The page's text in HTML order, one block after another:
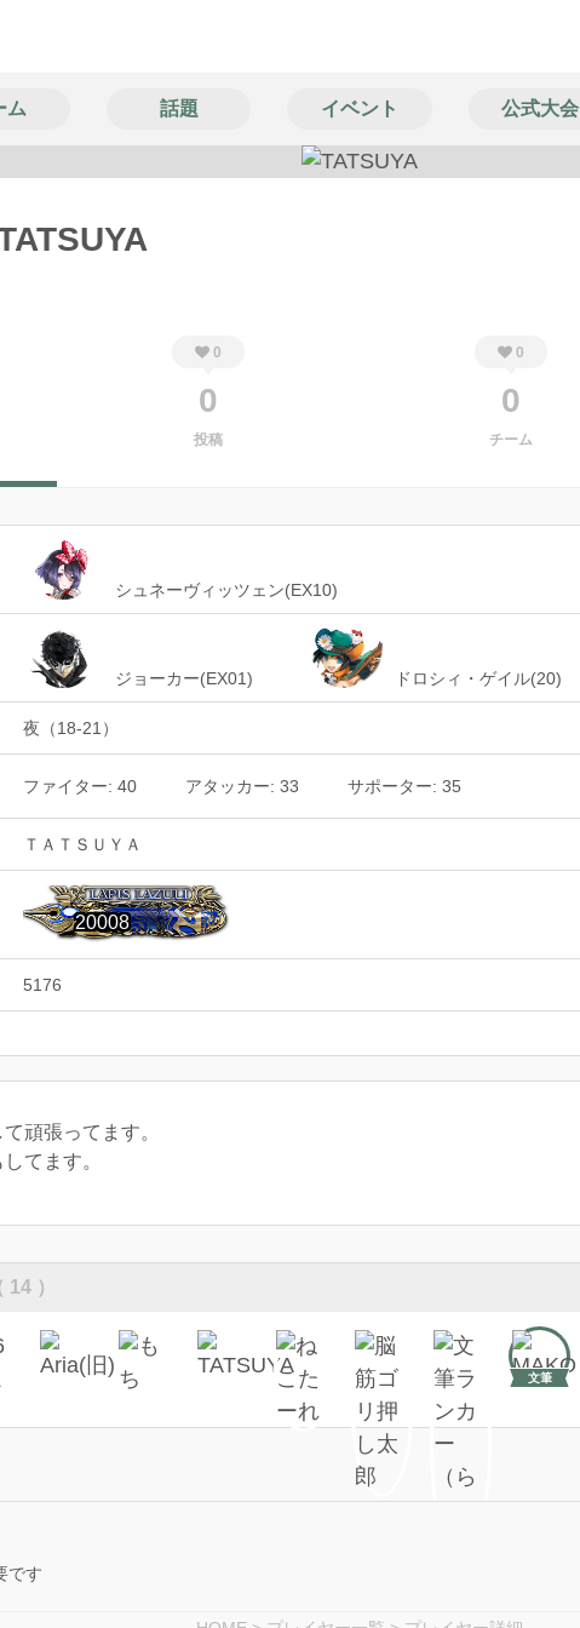
ム 話題 イベント 公式大会
0
0
投稿
0
0
チーム
シュネーヴィッツェン(EX10)
ジョーカー(EX01)
ドロシィ・ゲイル(20)
夜（18-21）
ファイター: 40 アタッカー: 33 サポーター: 35
ＴＡＴＳＵＹＡ
20008
5176
頑張ってます。
てます。
14 ）
文筆
です